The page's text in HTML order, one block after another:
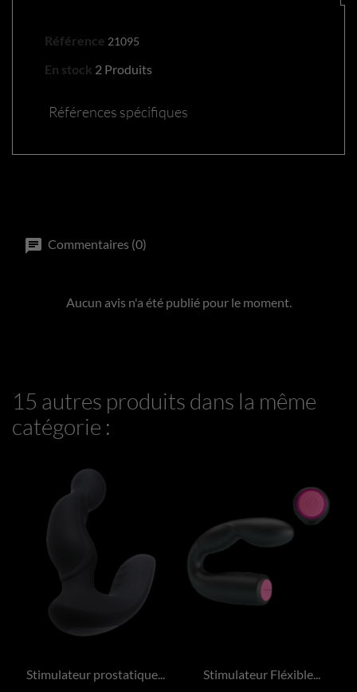
Référence 21095
En stock 2 Produits
Références spécifiques
Commentaires (0)
Aucun avis n'a été publié pour le moment.
15 autres produits dans la même
catégorie :
Stimulateur prostatique... Stimulateur Fléxible...